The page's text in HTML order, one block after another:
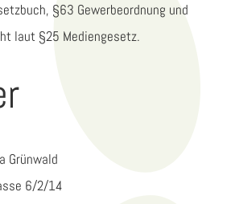
§63 Gewerbeordnung und
laut §25 Mediengesetz.
Grünwald
6/2/14